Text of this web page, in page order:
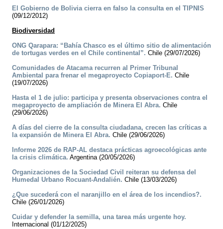
El Gobierno de Bolivia cierra en falso la consulta en el TIPNIS
(09/12/2012)
Biodiversidad
ONG Qarapara: “Bahía Chasco es el último sitio de alimentación
de tortugas verdes en el Chile continental”. Chile (29/07/2026)
Comunidades de Atacama recurren al Primer Tribunal
Ambiental para frenar el megaproyecto Copiaport-E. Chile
(19/07/2026)
Hasta el 1 de julio: participa y presenta observaciones contra el
megaproyecto de ampliación de Minera El Abra. Chile
(29/06/2026)
A días del cierre de la consulta ciudadana, crecen las críticas a
la expansión de Minera El Abra. Chile (29/06/2026)
Informe 2026 de RAP-AL destaca prácticas agroecológicas ante
la crisis climática. Argentina (20/05/2026)
Organizaciones de la Sociedad Civil reiteran su defensa del
Humedal Urbano Rocuant-Andalién. Chile (13/03/2026)
¿Que sucederá con el naranjillo en el área de los incendios?.
Chile (26/01/2026)
Cuidar y defender la semilla, una tarea más urgente hoy.
Internacional (01/12/2025)